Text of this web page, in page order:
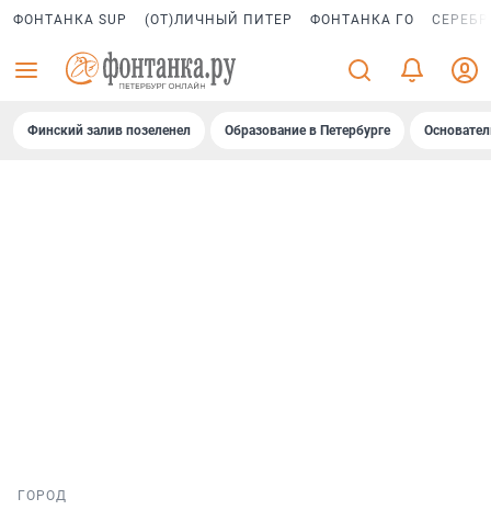
ФОНТАНКА SUP (ОТ)ЛИЧНЫЙ ПИТЕР ФОНТАНКА ГО
Финский залив позеленел Образование в Петербурге
ГОРОД